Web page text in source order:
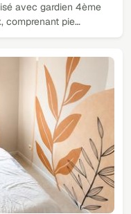
avec gardien 4ème
comprenant pie…